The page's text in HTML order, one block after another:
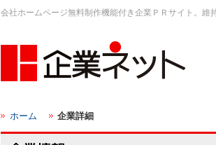
会社ホームページ無料制作機能付き企業ＰＲサイト。
ホーム 企業詳細